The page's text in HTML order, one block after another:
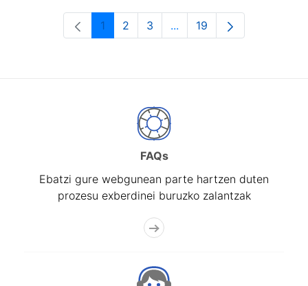
Orrialdea
1 Orrialdea
2 Orrialdea
3 ...Intermediate Pages Use
Orrialdea
19
FAQs
Ebatzi gure webgunean parte hartzen duten
prozesu exberdinei buruzko zalantzak